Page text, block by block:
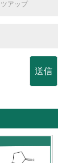
送信